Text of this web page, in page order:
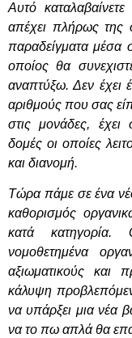
Αυτό καταλαβαίνετε
απέχει πλήρως
παραδείγματα μέσα
οποίος θα
αναπτύξω. Δεν έχει
αριθμούς που σας
στις μονάδες, έχει
δομές οι οποίες
και διανομή.
Τώρα πάμε σε ένα
καθορισμός
κατά κατηγορία.
νομοθετημένα
αξιωματικούς και
κάλυψη
να υπάρξει μια νέα
να το πω απλά θα